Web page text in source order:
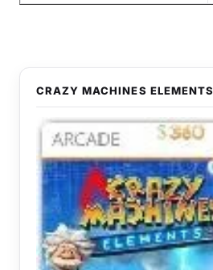
CRAZY MACHINES ELEMENTS